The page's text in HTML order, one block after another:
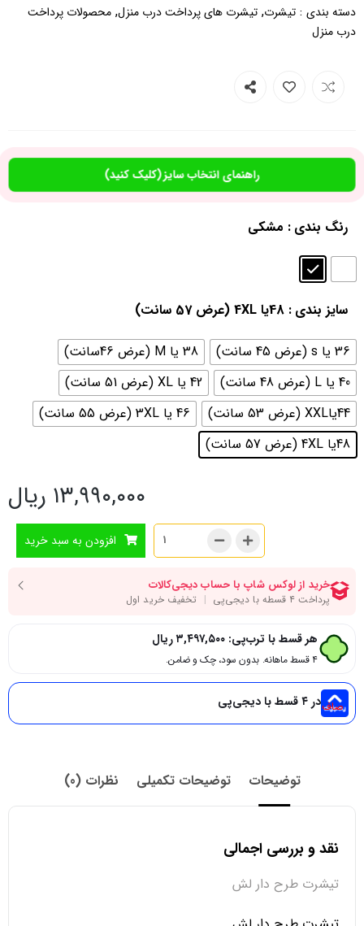
دسته بندی : تیشرت, تیشرت های پرداخت درب منزل, محصولات پرداخت
درب منزل
راهنمای انتخاب سایز (کلیک کنید)
رنگ بندی : مشکی
سایز بندی : 48یا 4XL (عرض 57 سانت)
36 یا s (عرض 45 سانت)
38 یا M (عرض 46سانت)
40 یا L (عرض 48 سانت)
42 یا XL (عرض 51 سانت)
44یاXXL (عرض 53 سانت)
46 یا 3XL (عرض 55 سانت)
48یا 4XL (عرض 57 سانت)
صاف
۱۳,۹۹۰,۰۰۰ ریال
افزودن به سبد خرید
هر قسط با ترب‌پی: ۳,۴۹۷,۵۰۰ریال
۴ قسط ماهانه. بدون سود، چک و ضامن.
در ۴ قسط با دیجی‌پی
توضیحات توضیحات تکمیلی نظرات (0)
نقد و بررسی اجمالی
تیشرت طرح دار لش